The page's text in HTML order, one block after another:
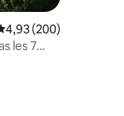
de uma avaliação
4,93 (200)
les 7